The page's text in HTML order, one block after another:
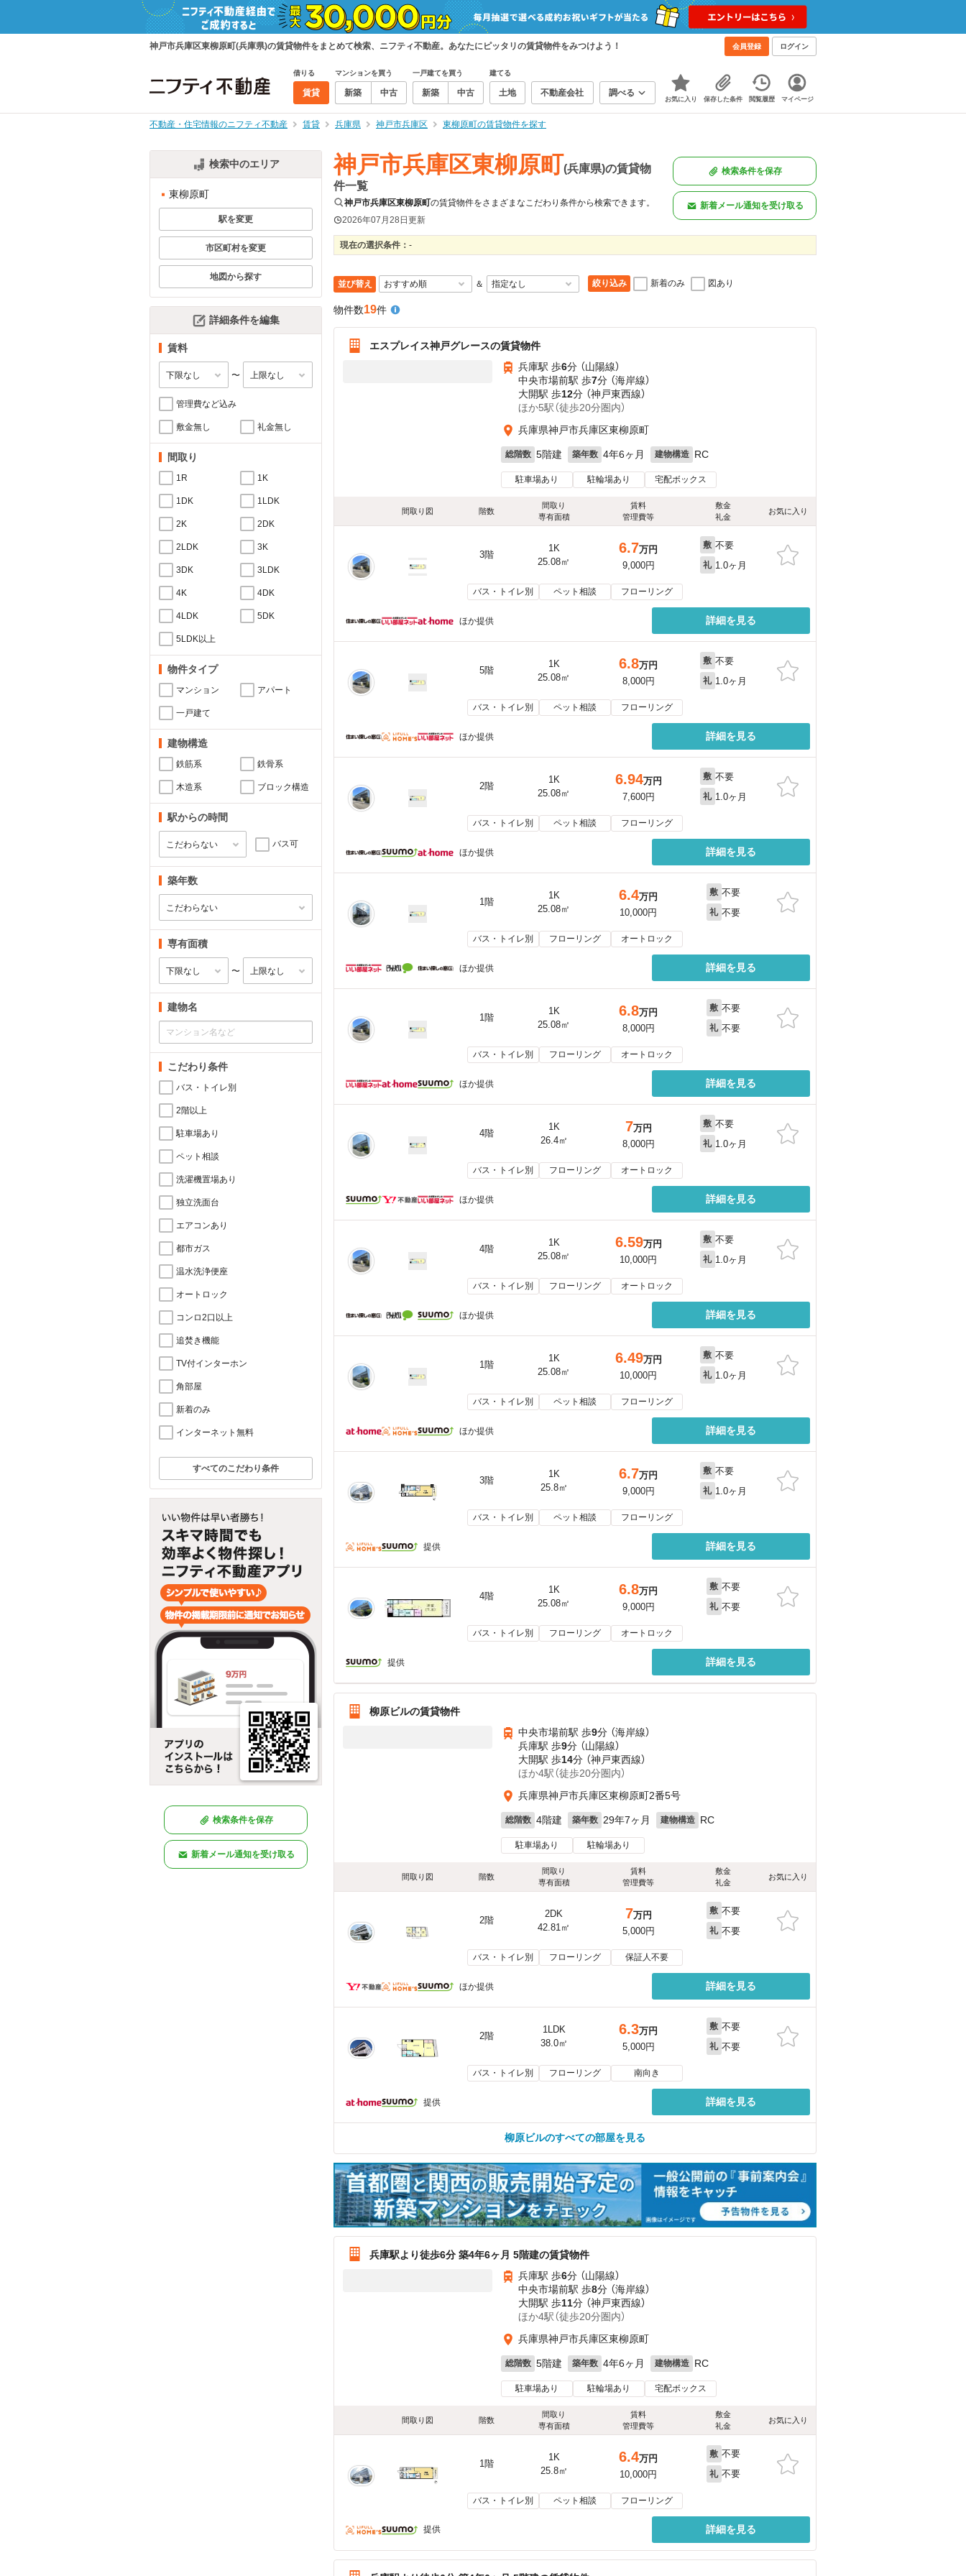
神戸市兵庫区東柳原町(兵庫県)の賃貸物件をまとめて検索、ニフティ不動産。あなたにピッタリの賃貸物件をみつけよう！ 会員登録 ログイン
借りる
賃貸
マンションを買う
新築 中古
一戸建てを買う
新築 中古
建てる
土地 不動産会社 調べる
お気に入り 保存した条件 閲覧履歴 マイページ
不動産・住宅情報のニフティ不動産 賃貸 兵庫県 神戸市兵庫区 東柳原町の賃貸物件を探す
検索中のエリア
東柳原町
駅を変更
市区町村を変更
地図から探す
詳細条件を編集
賃料
〜
管理費など込み
敷金無し 礼金無し
間取り
1R 1K
1DK 1LDK
2K 2DK
2LDK 3K
3DK 3LDK
4K 4DK
4LDK 5DK
5LDK以上
物件タイプ
マンション アパート
一戸建て
建物構造
鉄筋系 鉄骨系
木造系 ブロック構造
駅からの時間
バス可
築年数
専有面積
〜
建物名
こだわり条件
バス・トイレ別
2階以上
駐車場あり
ペット相談
洗濯機置場あり
独立洗面台
エアコンあり
都市ガス
温水洗浄便座
オートロック
コンロ2口以上
追焚き機能
TV付インターホン
角部屋
新着のみ
インターネット無料
すべてのこだわり条件
検索条件を保存
新着メール通知を受け取る
神戸市兵庫区東柳原町(兵庫県)の賃貸物
件一覧
神戸市兵庫区東柳原町の賃貸物件をさまざまなこだわり条件から検索できます。
2026年07月28日更新
検索条件を保存
新着メール通知を受け取る
現在の選択条件： -
並び替え ＆ 絞り込み 新着のみ 図あり
物件数19件
エスプレイス神戸グレースの賃貸物件
兵庫駅 歩6分 （山陽線）
中央市場前駅 歩7分 （海岸線）
大開駅 歩12分 （神戸東西線）
ほか5駅（徒歩20分圏内）
兵庫県神戸市兵庫区東柳原町
総階数 5階建 築年数 4年6ヶ月 建物構造 RC
駐車場あり 駐輪場あり 宅配ボックス
間取り図 階数
間取り
専有面積
賃料
管理費等
敷金
礼金
お気に入り
3階
1K
25.08㎡
6.7万円
9,000円
敷 不要
礼 1.0ヶ月
バス・トイレ別 ペット相談 フローリング
ほか提供 詳細を見る
5階
1K
25.08㎡
6.8万円
8,000円
敷 不要
礼 1.0ヶ月
バス・トイレ別 ペット相談 フローリング
ほか提供 詳細を見る
2階
1K
25.08㎡
6.94万円
7,600円
敷 不要
礼 1.0ヶ月
バス・トイレ別 ペット相談 フローリング
ほか提供 詳細を見る
1階
1K
25.08㎡
6.4万円
10,000円
敷 不要
礼 不要
バス・トイレ別 フローリング オートロック
ほか提供 詳細を見る
1階
1K
25.08㎡
6.8万円
8,000円
敷 不要
礼 不要
バス・トイレ別 フローリング オートロック
ほか提供 詳細を見る
4階
1K
26.4㎡
7万円
8,000円
敷 不要
礼 1.0ヶ月
バス・トイレ別 フローリング オートロック
ほか提供 詳細を見る
4階
1K
25.08㎡
6.59万円
10,000円
敷 不要
礼 1.0ヶ月
バス・トイレ別 フローリング オートロック
ほか提供 詳細を見る
1階
1K
25.08㎡
6.49万円
10,000円
敷 不要
礼 1.0ヶ月
バス・トイレ別 ペット相談 フローリング
ほか提供 詳細を見る
3階
1K
25.8㎡
6.7万円
9,000円
敷 不要
礼 1.0ヶ月
バス・トイレ別 ペット相談 フローリング
提供 詳細を見る
4階
1K
25.08㎡
6.8万円
9,000円
敷 不要
礼 不要
バス・トイレ別 フローリング オートロック
提供 詳細を見る
柳原ビルの賃貸物件
中央市場前駅 歩9分 （海岸線）
兵庫駅 歩9分 （山陽線）
大開駅 歩14分 （神戸東西線）
ほか4駅（徒歩20分圏内）
兵庫県神戸市兵庫区東柳原町2番5号
総階数 4階建 築年数 29年7ヶ月 建物構造 RC
駐車場あり 駐輪場あり
間取り図 階数
間取り
専有面積
賃料
管理費等
敷金
礼金
お気に入り
2階
2DK
42.81㎡
7万円
5,000円
敷 不要
礼 不要
バス・トイレ別 フローリング 保証人不要
ほか提供 詳細を見る
2階
1LDK
38.0㎡
6.3万円
5,000円
敷 不要
礼 不要
バス・トイレ別 フローリング 南向き
提供 詳細を見る
柳原ビルのすべての部屋を見る
兵庫駅より徒歩6分 築4年6ヶ月 5階建の賃貸物件
兵庫駅 歩6分 （山陽線）
中央市場前駅 歩8分 （海岸線）
大開駅 歩11分 （神戸東西線）
ほか4駅（徒歩20分圏内）
兵庫県神戸市兵庫区東柳原町
総階数 5階建 築年数 4年6ヶ月 建物構造 RC
駐車場あり 駐輪場あり 宅配ボックス
間取り図 階数
間取り
専有面積
賃料
管理費等
敷金
礼金
お気に入り
1階
1K
25.8㎡
6.4万円
10,000円
敷 不要
礼 不要
バス・トイレ別 ペット相談 フローリング
提供 詳細を見る